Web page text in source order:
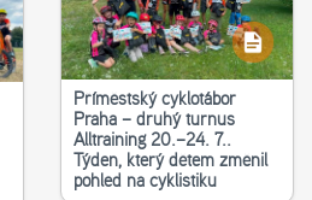
Příměstský cyklotábor
Praha – druhý turnus
Alltraining 20.–24. 7..
Týden, který dětem změnil
pohled na cyklistiku